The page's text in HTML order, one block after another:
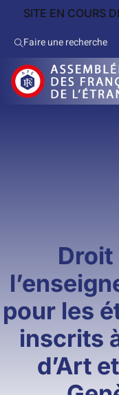
SITE EN COURS
Faire une recherche
Droit
pour les
inscrits
d’Art